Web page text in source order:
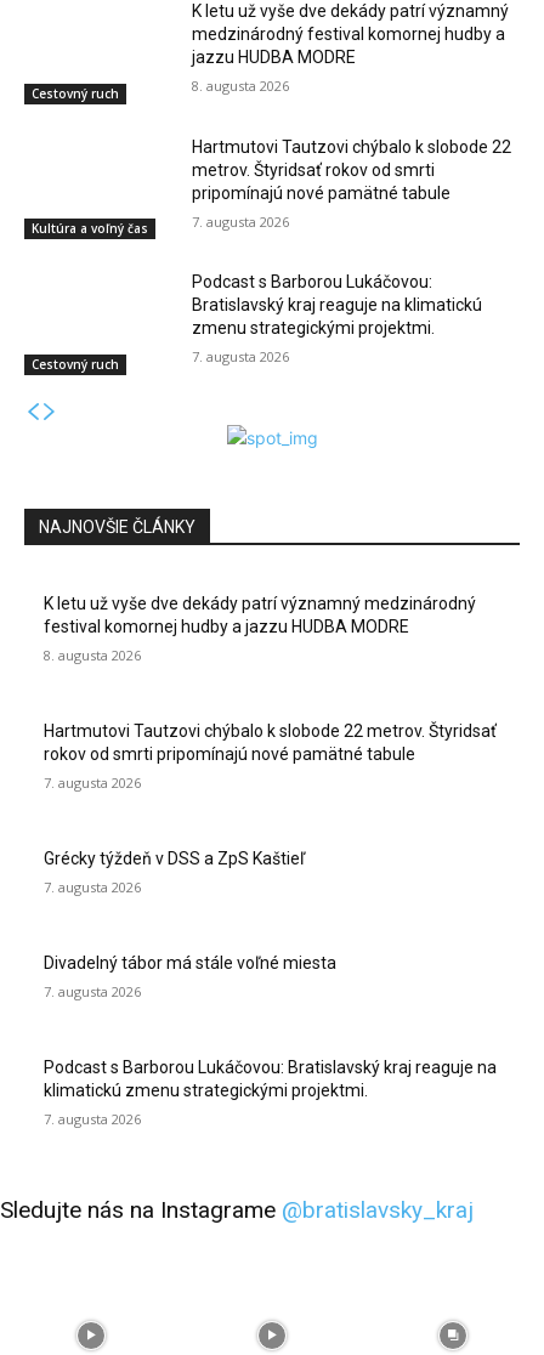
Cestovný ruch
K letu už vyše dve dekády patrí významný
medzinárodný festival komornej hudby a
jazzu HUDBA MODRE
8. augusta 2026
Kultúra a voľný čas
Hartmutovi Tautzovi chýbalo k slobode 22
metrov. Štyridsať rokov od smrti
pripomínajú nové pamätné tabule
7. augusta 2026
Cestovný ruch
Podcast s Barborou Lukáčovou:
Bratislavský kraj reaguje na klimatickú
zmenu strategickými projektmi.
7. augusta 2026
NAJNOVŠIE ČLÁNKY
K letu už vyše dve dekády patrí významný medzinárodný
festival komornej hudby a jazzu HUDBA MODRE
8. augusta 2026
Hartmutovi Tautzovi chýbalo k slobode 22 metrov. Štyridsať
rokov od smrti pripomínajú nové pamätné tabule
7. augusta 2026
Grécky týždeň v DSS a ZpS Kaštieľ
7. augusta 2026
Divadelný tábor má stále voľné miesta
7. augusta 2026
Podcast s Barborou Lukáčovou: Bratislavský kraj reaguje na
klimatickú zmenu strategickými projektmi.
7. augusta 2026
Sledujte nás na Instagrame @bratislavsky_kraj